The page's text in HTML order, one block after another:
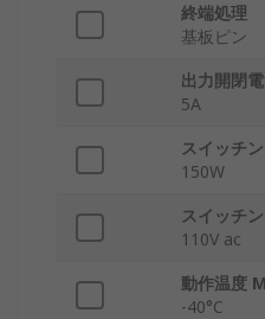
終端処理
基板ピン
出力開閉
5A
スイッチ
150W
スイッチ
110V ac
動作温度
-40°C